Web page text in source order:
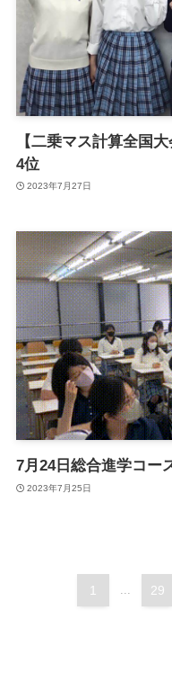
【二乗マス計算全
4位
2023年7月27日
7月24日総合進学コー
2023年7月25日
1 ... 29